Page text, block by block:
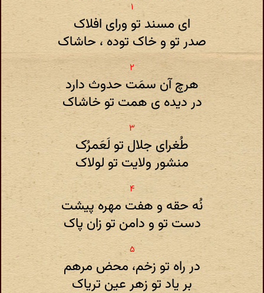
ای مسند تو ورای افلاک
صدر تو و خاک توده ، حاشاک
هرچ آن سمَت حدوث دارد
در دیده ی همت تو خاشاک
طُغرای جلال تو لَعَمرُک
منشور ولایت تو لولاک
نُه حقه و هفت مهره پیشت
دست تو و دامن تو زان پاک
در راه تو زخم، محض مرهم
بر یاد تو زهر عین تریاک